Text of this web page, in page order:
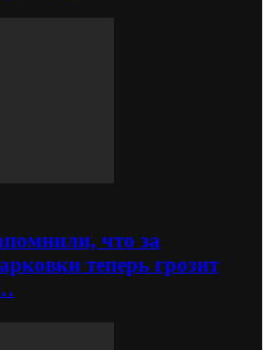
что за
теперь грозит